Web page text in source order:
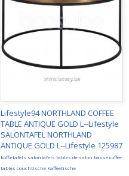
Lifestyle94 NORTHLAND COFFEE
TABLE ANTIQUE GOLD L--Lifestyle
SALONTAFEL NORTHLAND
ANTIQUE GOLD L--Lifestyle 125987
koffietafels salontafels tables de salon basse coffee
tables couchtische Kaffeetische